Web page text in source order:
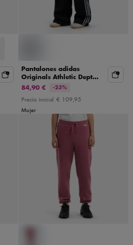
Pantalones adidas
Originals Athletic Dept
Denim Firebird
84,90 € -23%
Precio inicial € 109,95
Mujer